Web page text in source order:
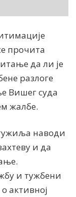
прочита
да ли је
разлоге
Вишег суда
жалбе.
наводи
и да
и тужбени
активној